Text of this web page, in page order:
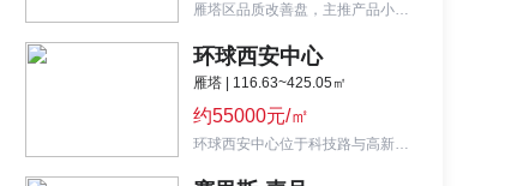
雁塔区品质改善盘，主推产品小高、高层，主推户型面积为110-198m²。
环球西安中心
雁塔 | 116.63~425.05㎡
约55000元/㎡
环球西安中心位于科技路与高新四路十字东北角（香格里拉酒店对面）,西安最大综合体项目